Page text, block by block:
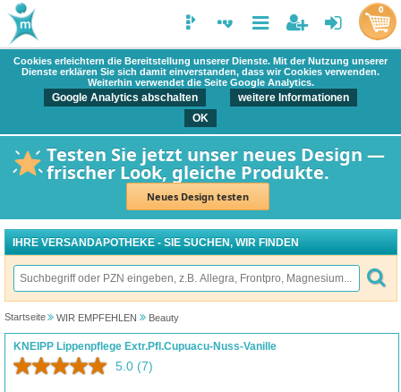
Cookies erleichtern die Bereitstellung unserer Dienste. Mit der Nutzung unserer
Dienste erklären Sie sich damit einverstanden, dass wir Cookies verwenden.
Weiterhin verwendet die Seite Google Analytics.
Google Analytics abschalten
weitere Informationen
OK
Testen Sie jetzt unser neues Design —
frischer Look, gleiche Produkte.
Neues Design testen
0
IHRE VERSANDAPOTHEKE - SIE SUCHEN, WIR FINDEN
Startseite WIR EMPFEHLEN Beauty
KNEIPP Lippenpflege Extr.Pfl.Cupuacu-Nuss-Vanille
5.0 (7)